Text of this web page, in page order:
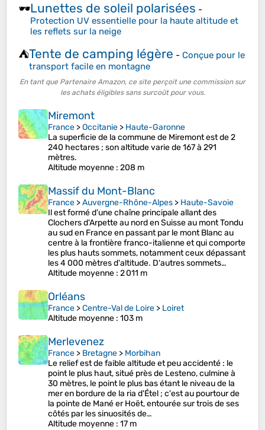
🕶️Lunettes de soleil polarisées -
Protection UV essentielle pour la haute altitude et
les reflets sur la neige
⛺Tente de camping légère - Conçue pour le
transport facile en montagne
En tant que Partenaire Amazon, ce site perçoit une commission sur
les achats éligibles sans surcoût pour vous.
Miremont
France >Occitanie > Haute-Garonne
La superficie de la commune de Miremont est de 2
240 hectares ; son altitude varie de 167 à 291
mètres.
Altitude moyenne : 208 m
Massif du Mont-Blanc
France >Auvergne-Rhône-Alpes > Haute-Savoie
Il est formé d'une chaîne principale allant des
Clochers d'Arpette au nord en Suisse au mont Tondu
au sud en France en passant par le mont Blanc au
centre à la frontière franco-italienne et qui comporte
les plus hauts sommets, notamment ceux dépassant
les 4 000 mètres d'altitude. D'autres sommets…
Altitude moyenne : 2 011 m
Orléans
France >Centre-Val de Loire > Loiret
Altitude moyenne : 103 m
Merlevenez
France > Bretagne > Morbihan
Le relief est de faible altitude et peu accidenté : le
point le plus haut, situé près de Lesteno, culmine à
30 mètres, le point le plus bas étant le niveau de la
mer en bordure de la ria d'Étel ; c'est au pourtour de
la pointe de Mané er Hoët, entourée sur trois de ses
côtés par les sinuosités de…
Altitude moyenne : 17 m